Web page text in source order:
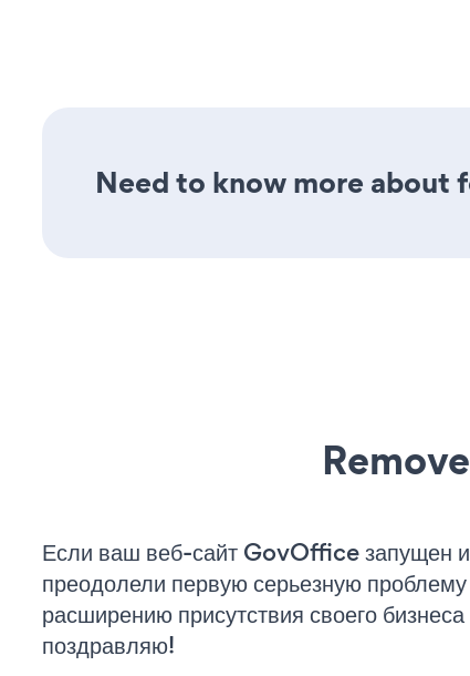
Need to know more about
Если ваш веб-сайт GovOffice запущен и
преодолели первую серьезную проблему
расширению присутствия своего
поздравляю!